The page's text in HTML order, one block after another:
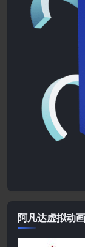
阿凡达虚拟动